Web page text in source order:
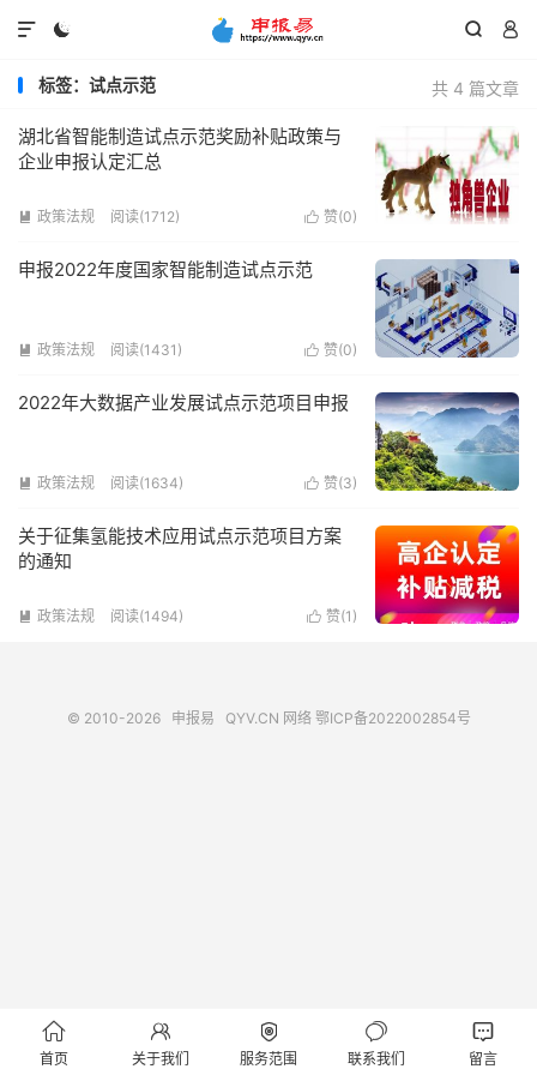
  

共 4 篇文章
标签：试点示范
湖北省智能制造试点示范奖励补贴政策与
企业申报认定汇总
 赞(0)
 政策法规 阅读(1712)
申报2022年度国家智能制造试点示范
 赞(0)
 政策法规 阅读(1431)
2022年大数据产业发展试点示范项目申报
 赞(3)
 政策法规 阅读(1634)
关于征集氢能技术应用试点示范项目方案
的通知
 赞(1 )
 政策法规 阅读(1494)
© 2010-2026 申报易 QYV.CN 网络 鄂ICP备2022002854号

首页

关于我们

服务范围

联系我们

留言